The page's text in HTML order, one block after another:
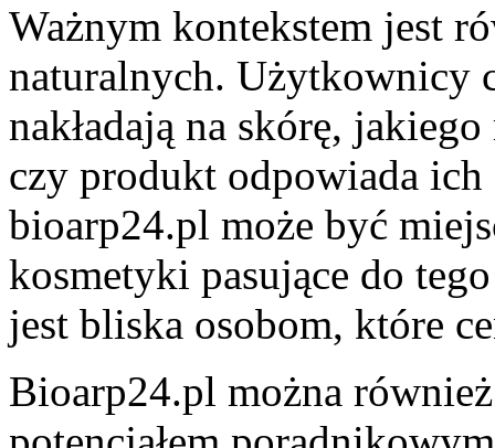
Ważnym kontekstem jest
naturalnych. Użytkownicy
nakładają na skórę,
czy produkt odpowiada
bioarp24.pl może być
kosmetyki pasujące do
jest bliska osobom, które
Bioarp24.pl można